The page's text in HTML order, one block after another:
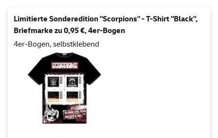
Limitierte Sonderedition "Scorpions" - T-Shirt "Black",
Briefmarke zu 0,95 €, 4er-Bogen
4er-Bogen, selbstklebend